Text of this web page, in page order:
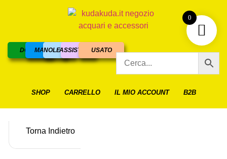
DOLCEMARINO
NOLEGGIOASSISTENZAUSATO
SHOP CARRELLO IL MIO ACCOUNT B2B
Torna Indietro
0